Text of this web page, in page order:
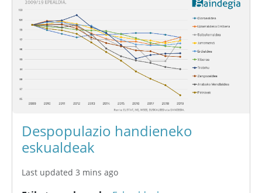
Despopulazio handieneko
eskualdeak
Last updated 3 mins ago